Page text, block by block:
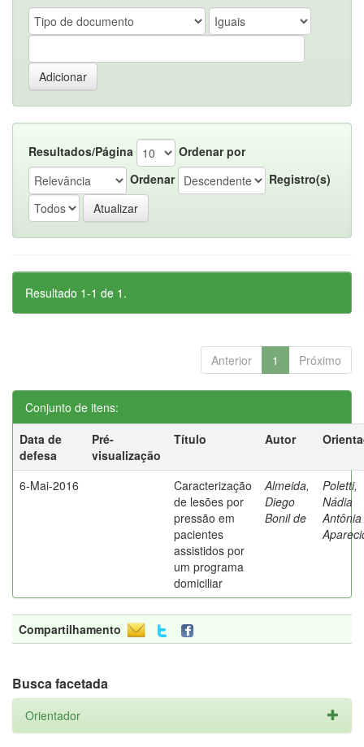
Resultados/Página
Ordenar por
Ordenar
Registro(s)
Resultado 1-1 de 1.
Anterior 1 Próximo
Conjunto de itens:
Data de
defesa
Pré-
visualização
Título Autor
6-Mai-2016
Caracterização
de lesões por
pressão em
pacientes
assistidos por
um programa
domiciliar
Almeida,
Diego
Bonil de
Poletti,
Nádia
Antônia
Compartilhamento
Busca facetada
Orientador